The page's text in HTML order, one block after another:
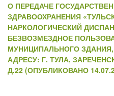
О ПЕРЕДАЧЕ
ЗДРАВООХРАНЕНИЯ
НАРКОЛОГИЧЕСКИЙ
БЕЗВОЗМЕЗДНОЕ
МУНИЦИПАЛЬНОГО
АДРЕСУ: Г. ТУЛА,
Д.22 (ОПУБЛИКОВАНО